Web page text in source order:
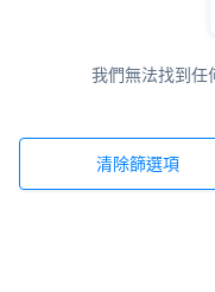
我們無法找到任
清除篩選項